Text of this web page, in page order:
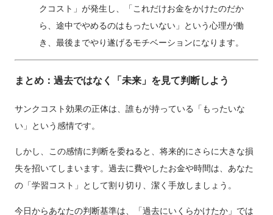
クコスト」が発生し、「これだけお金をかけたのだか
ら、途中でやめるのはもったいない」という心理が働
き、最後までやり遂げるモチベーションになります。
まとめ：過去ではなく「未来」を見て判断しよう
サンクコスト効果の正体は、誰もが持っている「もったいな
い」という感情です。
しかし、この感情に判断を委ねると、将来的にさらに大きな損
失を招いてしまいます。過去に費やしたお金や時間は、あなた
の「学習コスト」として割り切り、潔く手放しましょう。
今日からあなたの判断基準は、「過去にいくらかけたか」では